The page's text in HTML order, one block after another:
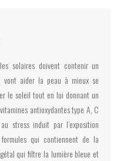
solaires doivent contenir un
vont aider la peau à mieux se
le soleil tout en lui donnant un
antioxydantes type A, C
stress induit par l’exposition
qui contiennent de la
qui filtre la lumière bleue et